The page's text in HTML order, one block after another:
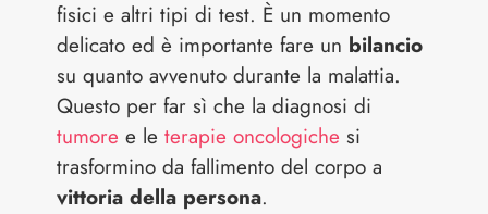
fisici e altri tipi di test. È un momento
delicato ed è importante fare un bilancio
su quanto avvenuto durante la malattia.
Questo per far sì che la diagnosi di
tumore e leterapie oncologiche si
trasformino da fallimento del corpo a
vittoria della persona.